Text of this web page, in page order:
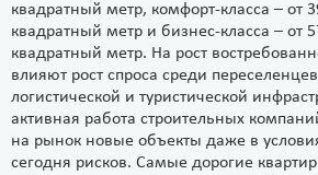
квадратный метр, комфорт-класса – от
квадратный метр и бизнес-класса – от
квадратный метр. На рост
влияют рост спроса среди
логистической и туристической
активная работа строительных
на рынок новые объекты даже в
сегодня рисков. Самые дорогие